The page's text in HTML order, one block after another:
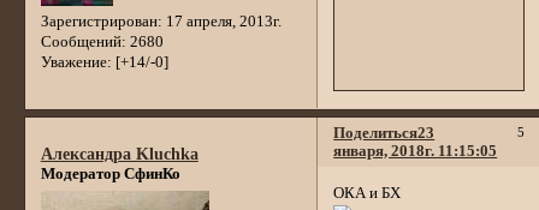
Зарегистрирован: 17 апреля, 2013г.
Сообщений: 2680
Уважение: [+14/-0]
Поделиться 5
23
января, 2018г. 11:15:05
Александра Kluchka
Модератор СфинКо
ОКА и БХ